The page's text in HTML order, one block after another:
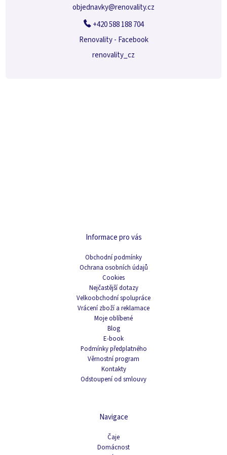
Informace pro vás
Obchodní podmínky
Ochrana osobních údajů
Cookies
Nejčastější dotazy
Velkoobchodní spolupráce
Vrácení zboží a reklamace
Moje oblíbené
Blog
E-book
Podmínky předplatného
Věrnostní program
Kontakty
Odstoupení od smlouvy
Navigace
Čaje
Domácnost
objednavky@renovality.cz
+420 588 188 704
Renovality - Facebook
renovality_cz